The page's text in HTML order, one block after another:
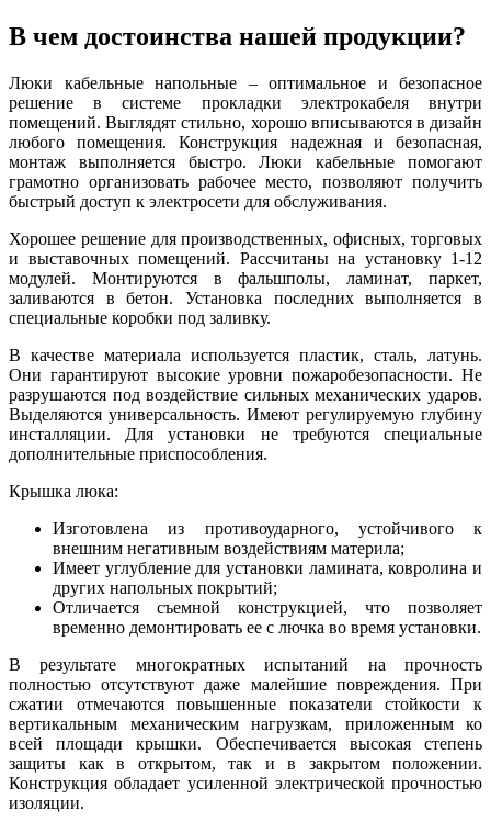
В чем достоинства нашей продукции?
Люки кабельные напольные – оптимальное и безопасное
решение в системе прокладки электрокабеля внутри
помещений. Выглядят стильно, хорошо вписываются в дизайн
любого помещения. Конструкция надежная и безопасная,
монтаж выполняется быстро. Люки кабельные помогают
грамотно организовать рабочее место, позволяют получить
быстрый доступ к электросети для обслуживания.
Хорошее решение для производственных, офисных, торговых
и выставочных помещений. Рассчитаны на установку 1-12
модулей. Монтируются в фальшполы, ламинат, паркет,
заливаются в бетон. Установка последних выполняется в
специальные коробки под заливку.
В качестве материала используется пластик, сталь, латунь.
Они гарантируют высокие уровни пожаробезопасности. Не
разрушаются под воздействие сильных механических ударов.
Выделяются универсальность. Имеют регулируемую глубину
инсталляции. Для установки не требуются специальные
дополнительные приспособления.
Крышка люка:
Изготовлена из противоударного, устойчивого к
внешним негативным воздействиям материла;
Имеет углубление для установки ламината, ковролина и
других напольных покрытий;
Отличается съемной конструкцией, что позволяет
временно демонтировать ее с лючка во время установки.
В результате многократных испытаний на прочность
полностью отсутствуют даже малейшие повреждения. При
сжатии отмечаются повышенные показатели стойкости к
вертикальным механическим нагрузкам, приложенным ко
всей площади крышки. Обеспечивается высокая степень
защиты как в открытом, так и в закрытом положении.
Конструкция обладает усиленной электрической прочностью
изоляции.